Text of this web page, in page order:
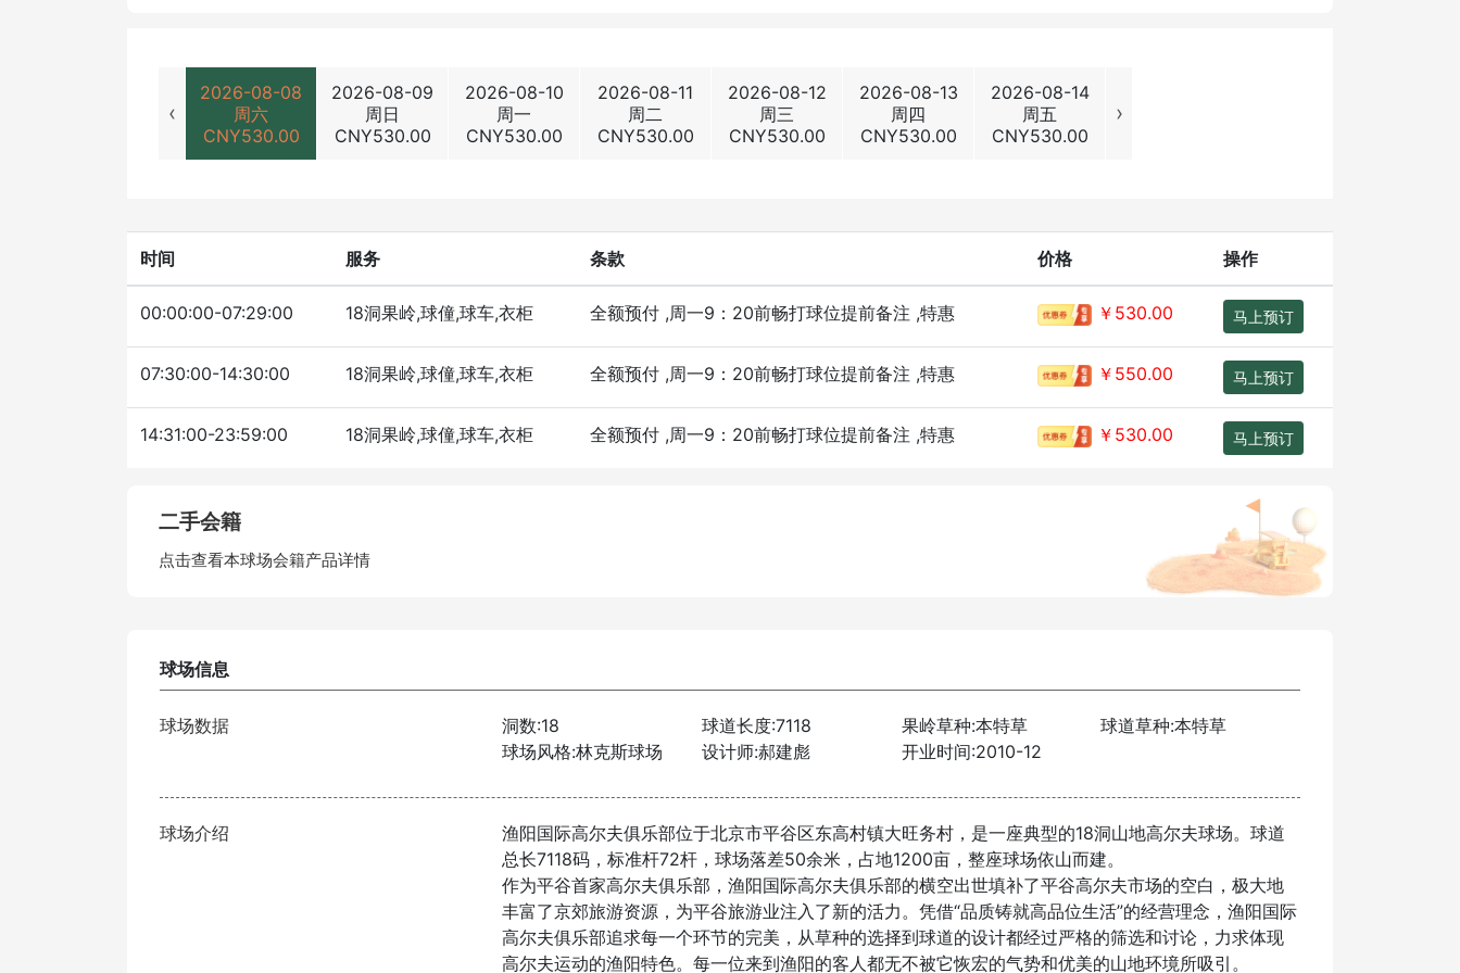
‹
2026-08-08
周六
CNY530.00
2026-08-09
周日
CNY530.00
2026-08-10
周一
CNY530.00
2026-08-11
周二
CNY530.00
2026-08-12
周三
CNY530.00
2026-08-13
周四
CNY530.00
2026-08-14
周五
CNY530.00
›
时间 服务 条款 价格 操作
00:00:00-07:29:00 18洞果岭,球僮,球车,衣柜 全额预付 ,周一9：20前畅打球位提前备注 ,特惠 ￥530.00 马上预订
07:30:00-14:30:00 18洞果岭,球僮,球车,衣柜 全额预付 ,周一9：20前畅打球位提前备注 ,特惠 ￥550.00 马上预订
14:31:00-23:59:00 18洞果岭,球僮,球车,衣柜 全额预付 ,周一9：20前畅打球位提前备注 ,特惠 ￥530.00 马上预订
二手会籍
点击查看本球场会籍产品详情
球场信息
球场数据 洞数:18 球道长度:7118 果岭草种:本特草
球道草种:本特草
球场风格:林克斯球场
设计师:郝建彪 开业时间:2010-12
球场介绍
渔阳国际高尔夫俱乐部位于北京市平谷区东高村镇大旺务村，是一座典型的18洞山地高尔夫球场。球道
总长7118码，标准杆72杆，球场落差50余米，占地1200亩，整座球场依山而建。
作为平谷首家高尔夫俱乐部，渔阳国际高尔夫俱乐部的横空出世填补了平谷高尔夫市场的空白，极大地
丰富了京郊旅游资源，为平谷旅游业注入了新的活力。凭借“品质铸就高品位生活”的经营理念，渔阳国际
高尔夫俱乐部追求每一个环节的完美，从草种的选择到球道的设计都经过严格的筛选和讨论，力求体现
高尔夫运动的渔阳特色。每一位来到渔阳的客人都无不被它恢宏的气势和优美的山地环境所吸引。